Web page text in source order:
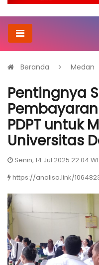
Beranda Medan
Pentingnya
PDPT untuk
Universitas
Senin, 14 Jul 2025 22:04
https://analisa.link/